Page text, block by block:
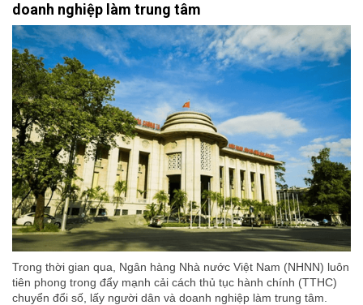
doanh nghiệp làm trung tâm
Trong thời gian qua, Ngân hàng Nhà nước Việt Nam (NHNN) luôn
tiên phong trong đẩy mạnh cải cách thủ tục hành chính (TTHC)
chuyển đổi số, lấy người dân và doanh nghiệp làm trung tâm.